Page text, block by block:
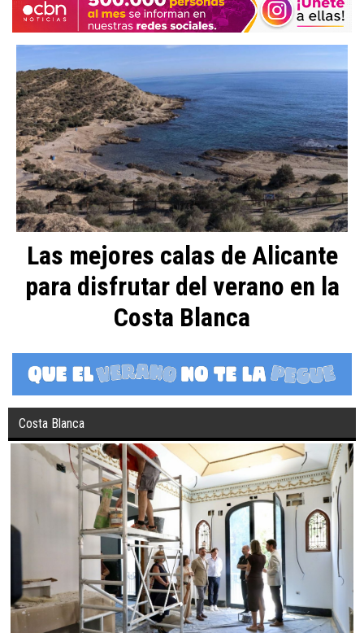
Las mejores calas de Alicante
para disfrutar del verano en la
Costa Blanca
Costa Blanca